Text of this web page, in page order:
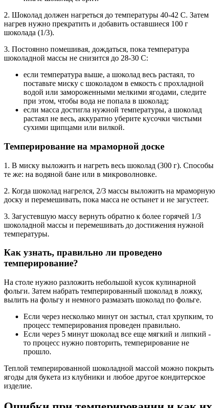
2. Шоколад должен нагреться до температуры 40-42 С. Затем
нагрев нужно прекратить и добавить оставшиеся 100 г
шоколада (1/3).
3. Постоянно помешивая, дождаться, пока температура
шоколадной массы не снизится до 28-30 С:
если температура выше, а шоколад весь растаял, то
поставьте миску с шоколадом в емкость с прохладной
водой или замороженными мелкими ягодами, следите
при этом, чтобы вода не попала в шоколад;
если масса достигла нужной температуры, а шоколад
растаял не весь, аккуратно уберите кусочки чистыми
сухими щипцами или вилкой.
Темперирование на мраморной доске
1. В миску выложить и нагреть весь шоколад (300 г). Способы
те же: на водяной бане или в микроволновке.
2. Когда шоколад нагрелся, 2/3 массы выложить на мраморную
доску и перемешивать, пока масса не остынет и не загустеет.
3. Загустевшую массу вернуть обратно к более горячей 1/3
шоколадной массы и перемешивать до достижения нужной
температуры.
Как узнать, правильно ли проведено
темперирование?
На столе нужно разложить небольшой кусок кулинарной
фольги. Затем набрать темперированный шоколад в ложку,
вылить на фольгу и немного размазать шоколад по фольге.
Если через несколько минут он застыл, стал хрупким, то
процесс темперирования проведен правильно.
Если через 5 минут шоколад все еще мягкий и липкий -
то процесс нужно повторить, темперирование не
прошло.
Теплой темперированной шоколадной массой можно покрыть
ягоды для букета из клубники и любое другое кондитерское
изделие.